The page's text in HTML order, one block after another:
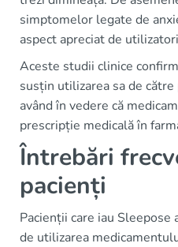
simptomelor legate de
aspect apreciat de
Aceste studii clinice
susțin utilizarea sa de
având în vedere că
prescripție medicală în
Întrebări
pacienți
Pacienții care iau
de utilizarea